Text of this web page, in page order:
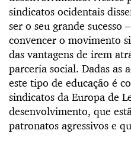
sindicatos ocidentais
ser o seu grande sucesso
convencer o movimento
das vantagens de irem
parceria social. Dadas as
este tipo de educação é
sindicatos da Europa de
desenvolvimento, que
patronatos agressivos e